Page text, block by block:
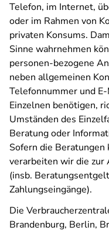
Telefon, im Internet,
oder im Rahmen von
privaten Konsums.
Sinne wahrnehmen
personen-bezogene
neben allgemeinen
Telefonnummer und
Einzelnen benötigen,
Umständen des
Beratung oder
Sofern die
verarbeiten wir die zur
(insb.
Zahlungseingänge).
Die
Brandenburg, Berlin,